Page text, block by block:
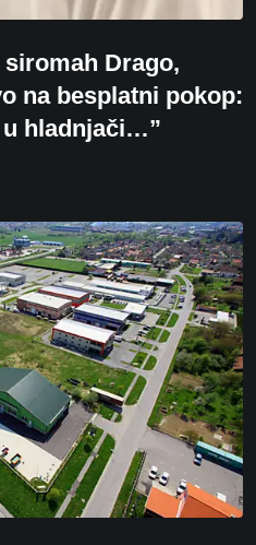
Drago,
na besplatni pokop:
u hladnjači…”